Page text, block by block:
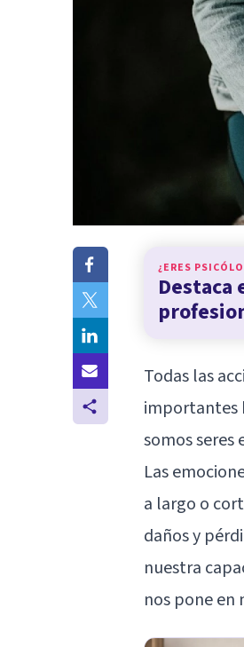
¿ERES
Todas las
importantes
somos seres
Las
a largo o
daños y
nuestra
nos pone